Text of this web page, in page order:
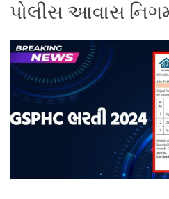
પોલીસ આવાસ